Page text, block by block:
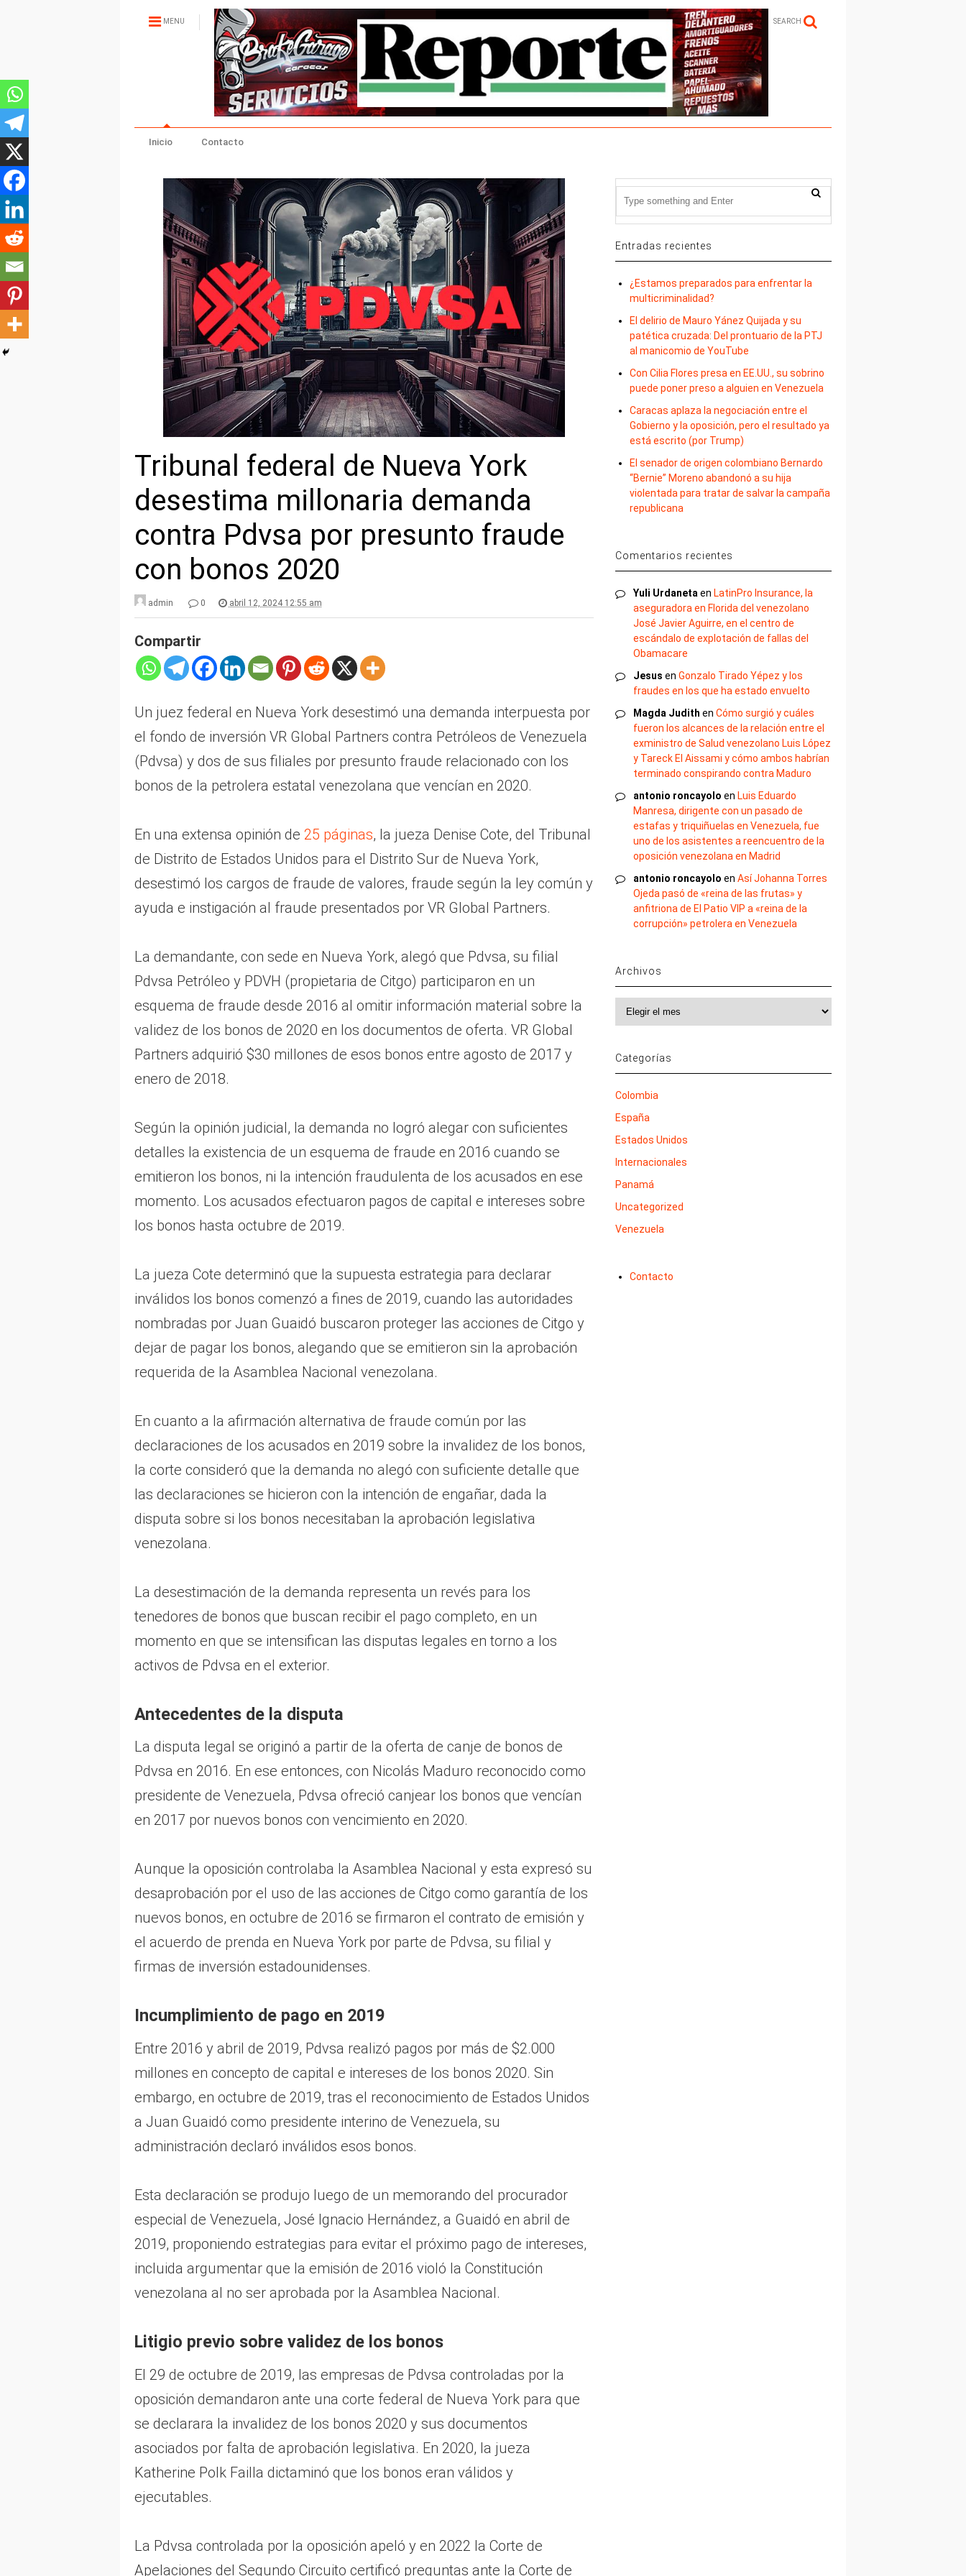
MENU SEARCH
Inicio Contacto
Tribunal federal de Nueva York
desestima millonaria demanda
contra Pdvsa por presunto fraude
con bonos 2020
admin 0 abril 12, 2024 12:55 am
Compartir
Un juez federal en Nueva York desestimó una demanda interpuesta por
el fondo de inversión VR Global Partners contra Petróleos de Venezuela
(Pdvsa) y dos de sus filiales por presunto fraude relacionado con los
bonos de la petrolera estatal venezolana que vencían en 2020.
En una extensa opinión de 25 páginas, la jueza Denise Cote, del Tribunal
de Distrito de Estados Unidos para el Distrito Sur de Nueva York,
desestimó los cargos de fraude de valores, fraude según la ley común y
ayuda e instigación al fraude presentados por VR Global Partners.
La demandante, con sede en Nueva York, alegó que Pdvsa, su filial
Pdvsa Petróleo y PDVH (propietaria de Citgo) participaron en un
esquema de fraude desde 2016 al omitir información material sobre la
validez de los bonos de 2020 en los documentos de oferta. VR Global
Partners adquirió $30 millones de esos bonos entre agosto de 2017 y
enero de 2018.
Según la opinión judicial, la demanda no logró alegar con suficientes
detalles la existencia de un esquema de fraude en 2016 cuando se
emitieron los bonos, ni la intención fraudulenta de los acusados en ese
momento. Los acusados efectuaron pagos de capital e intereses sobre
los bonos hasta octubre de 2019.
La jueza Cote determinó que la supuesta estrategia para declarar
inválidos los bonos comenzó a fines de 2019, cuando las autoridades
nombradas por Juan Guaidó buscaron proteger las acciones de Citgo y
dejar de pagar los bonos, alegando que se emitieron sin la aprobación
requerida de la Asamblea Nacional venezolana.
En cuanto a la afirmación alternativa de fraude común por las
declaraciones de los acusados en 2019 sobre la invalidez de los bonos,
la corte consideró que la demanda no alegó con suficiente detalle que
las declaraciones se hicieron con la intención de engañar, dada la
disputa sobre si los bonos necesitaban la aprobación legislativa
venezolana.
La desestimación de la demanda representa un revés para los
tenedores de bonos que buscan recibir el pago completo, en un
momento en que se intensifican las disputas legales en torno a los
activos de Pdvsa en el exterior.
Antecedentes de la disputa
La disputa legal se originó a partir de la oferta de canje de bonos de
Pdvsa en 2016. En ese entonces, con Nicolás Maduro reconocido como
presidente de Venezuela, Pdvsa ofreció canjear los bonos que vencían
en 2017 por nuevos bonos con vencimiento en 2020.
Aunque la oposición controlaba la Asamblea Nacional y esta expresó su
desaprobación por el uso de las acciones de Citgo como garantía de los
nuevos bonos, en octubre de 2016 se firmaron el contrato de emisión y
el acuerdo de prenda en Nueva York por parte de Pdvsa, su filial y
firmas de inversión estadounidenses.
Incumplimiento de pago en 2019
Entre 2016 y abril de 2019, Pdvsa realizó pagos por más de $2.000
millones en concepto de capital e intereses de los bonos 2020. Sin
embargo, en octubre de 2019, tras el reconocimiento de Estados Unidos
a Juan Guaidó como presidente interino de Venezuela, su
administración declaró inválidos esos bonos.
Esta declaración se produjo luego de un memorando del procurador
especial de Venezuela, José Ignacio Hernández, a Guaidó en abril de
2019, proponiendo estrategias para evitar el próximo pago de intereses,
incluida argumentar que la emisión de 2016 violó la Constitución
venezolana al no ser aprobada por la Asamblea Nacional.
Litigio previo sobre validez de los bonos
El 29 de octubre de 2019, las empresas de Pdvsa controladas por la
oposición demandaron ante una corte federal de Nueva York para que
se declarara la invalidez de los bonos 2020 y sus documentos
asociados por falta de aprobación legislativa. En 2020, la jueza
Katherine Polk Failla dictaminó que los bonos eran válidos y
ejecutables.
La Pdvsa controlada por la oposición apeló y en 2022 la Corte de
Apelaciones del Segundo Circuito certificó preguntas ante la Corte de
Entradas recientes
¿Estamos preparados para enfrentar la
multicriminalidad?
El delirio de Mauro Yánez Quijada y su
patética cruzada: Del prontuario de la PTJ
al manicomio de YouTube
Con Cilia Flores presa en EE.UU., su sobrino
puede poner preso a alguien en Venezuela
Caracas aplaza la negociación entre el
Gobierno y la oposición, pero el resultado ya
está escrito (por Trump)
El senador de origen colombiano Bernardo
“Bernie” Moreno abandonó a su hija
violentada para tratar de salvar la campaña
republicana
Comentarios recientes
Yuli Urdaneta en LatinPro Insurance, la
aseguradora en Florida del venezolano
José Javier Aguirre, en el centro de
escándalo de explotación de fallas del
Obamacare
Jesus enGonzalo Tirado Yépez y los
fraudes en los que ha estado envuelto
Magda Judith enCómo surgió y cuáles
fueron los alcances de la relación entre el
exministro de Salud venezolano Luis López
y Tareck El Aissami y cómo ambos habrían
terminado conspirando contra Maduro
antonio roncayolo en Luis Eduardo
Manresa, dirigente con un pasado de
estafas y triquiñuelas en Venezuela, fue
uno de los asistentes a reencuentro de la
oposición venezolana en Madrid
antonio roncayolo enAsí Johanna Torres
Ojeda pasó de «reina de las frutas» y
anfitriona de El Patio VIP a «reina de la
corrupción» petrolera en Venezuela
Archivos
Categorías
Colombia
España
Estados Unidos
Internacionales
Panamá
Uncategorized
Venezuela
Contacto